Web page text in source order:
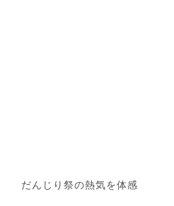
だんじり祭の熱気を体感